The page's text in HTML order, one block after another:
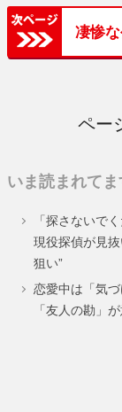
凄惨
ペー
いま読まれてま
「探さないで
現役探偵が見
狙い”
恋愛中は「気
「友人の勘」